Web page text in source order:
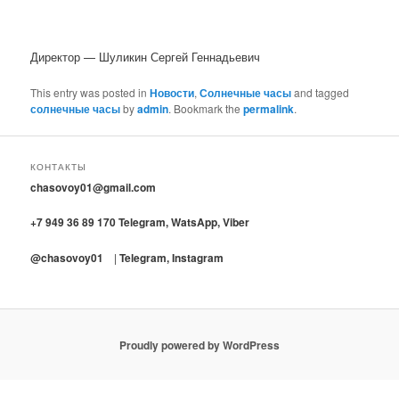
Директор — Шуликин Сергей Геннадьевич
This entry was posted inНовости,Солнечные часыand tagged
солнечные часыbyadmin. Bookmark thepermalink.
КОНТАКТЫ
chasovoy01@gmail.com
+7 949 36 89 170 Telegram, WatsApp, Viber
@chasovoy01 |Telegram, Instagram
Proudly powered by WordPress